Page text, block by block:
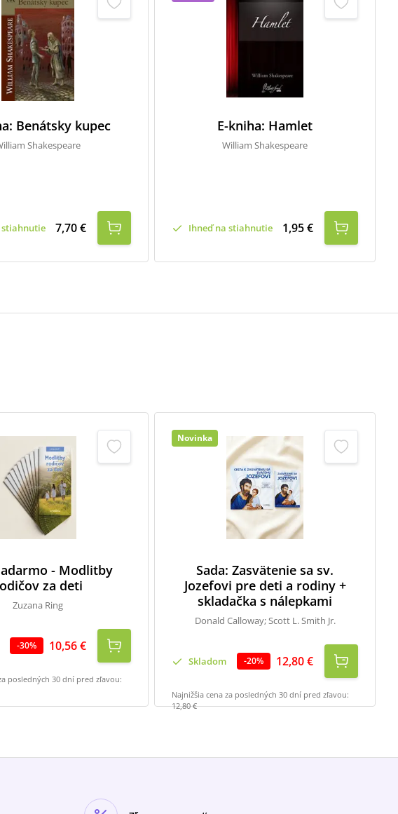
Benátsky kupec
Shakespeare
stiahnutie 7,70 €
E-kniha: Hamlet
William Shakespeare
Ihneď na stiahnutie 1,95 €
- Modlitby
za deti
Zuzana Ring
-30% 10,56 €
posledných 30 dní pred zľavou:
Novinka
Sada: Zasvätenie sa sv.
Jozefovi pre deti a rodiny +
skladačka s nálepkami
Donald Calloway; Scott L. Smith Jr.
Skladom -20% 12,80 €
Najnižšia cena za posledných 30 dní pred zľavou:
12,80 €